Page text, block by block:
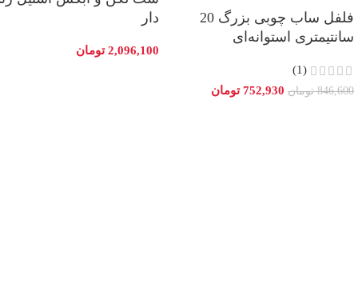
فلفل ساب چوبی بزرگ 20
سانتیمتری استوانه‌ای
(1)
846,600 تومان 752,930 تومان
دار
2,096,100 تومان